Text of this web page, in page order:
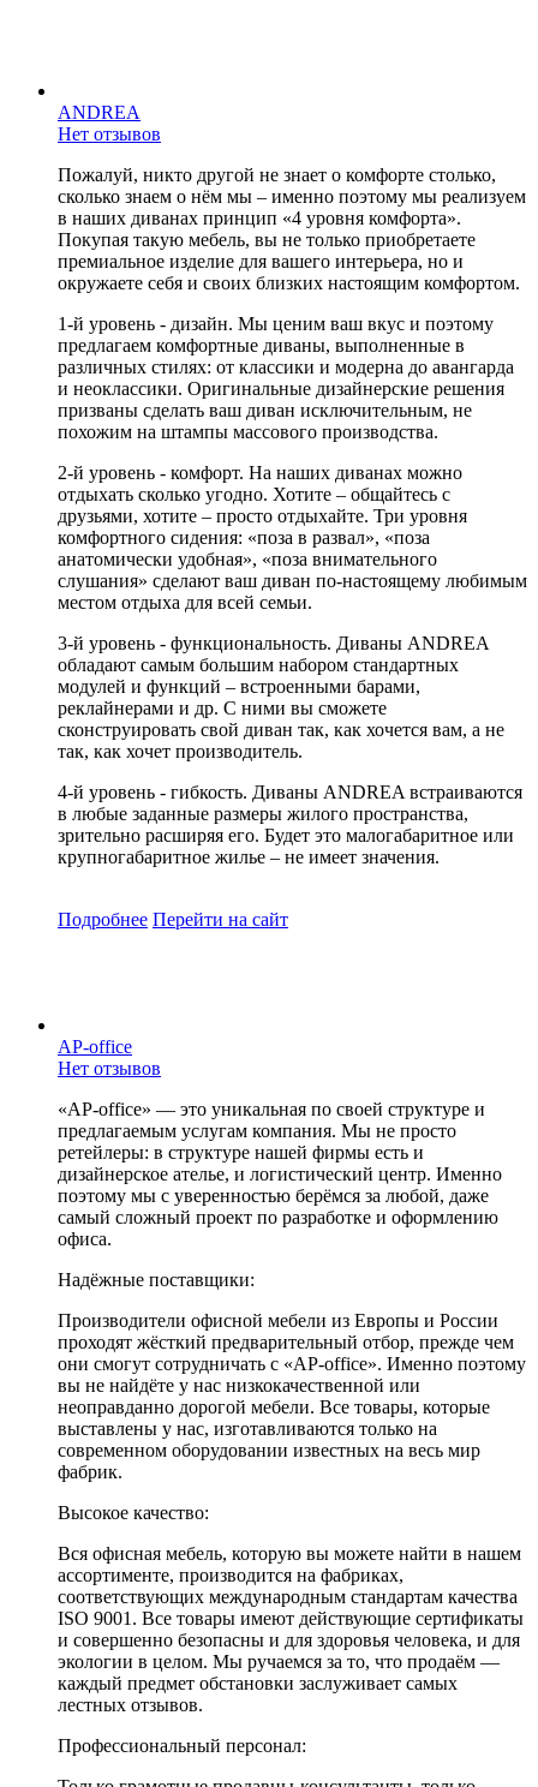
ANDREA
Нет отзывов
Пожалуй, никто другой не знает о комфорте столько,
сколько знаем о нём мы – именно поэтому мы реализуем
в наших диванах принцип «4 уровня комфорта».
Покупая такую мебель, вы не только приобретаете
премиальное изделие для вашего интерьера, но и
окружаете себя и своих близких настоящим комфортом.
1-й уровень - дизайн. Мы ценим ваш вкус и поэтому
предлагаем комфортные диваны, выполненные в
различных стилях: от классики и модерна до авангарда
и неоклассики. Оригинальные дизайнерские решения
призваны сделать ваш диван исключительным, не
похожим на штампы массового производства.
2-й уровень - комфорт. На наших диванах можно
отдыхать сколько угодно. Хотите – общайтесь с
друзьями, хотите – просто отдыхайте. Три уровня
комфортного сидения: «поза в развал», «поза
анатомически удобная», «поза внимательного
слушания» сделают ваш диван по-настоящему любимым
местом отдыха для всей семьи.
3-й уровень - функциональность. Диваны ANDREA
обладают самым большим набором стандартных
модулей и функций – встроенными барами,
реклайнерами и др. С ними вы сможете
сконструировать свой диван так, как хочется вам, а не
так, как хочет производитель.
4-й уровень - гибкость. Диваны ANDREA встраиваются
в любые заданные размеры жилого пространства,
зрительно расширяя его. Будет это малогабаритное или
крупногабаритное жилье – не имеет значения.
Подробнее Перейти на сайт
AP-office
Нет отзывов
«AP-office» — это уникальная по своей структуре и
предлагаемым услугам компания. Мы не просто
ретейлеры: в структуре нашей фирмы есть и
дизайнерское ателье, и логистический центр. Именно
поэтому мы с уверенностью берёмся за любой, даже
самый сложный проект по разработке и оформлению
офиса.
Надёжные поставщики:
Производители офисной мебели из Европы и России
проходят жёсткий предварительный отбор, прежде чем
они смогут сотрудничать с «AP-office». Именно поэтому
вы не найдёте у нас низкокачественной или
неоправданно дорогой мебели. Все товары, которые
выставлены у нас, изготавливаются только на
современном оборудовании известных на весь мир
фабрик.
Высокое качество:
Вся офисная мебель, которую вы можете найти в нашем
ассортименте, производится на фабриках,
соответствующих международным стандартам качества
ISO 9001. Все товары имеют действующие сертификаты
и совершенно безопасны и для здоровья человека, и для
экологии в целом. Мы ручаемся за то, что продаём —
каждый предмет обстановки заслуживает самых
лестных отзывов.
Профессиональный персонал: